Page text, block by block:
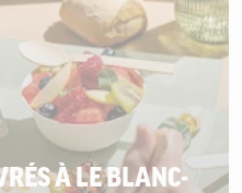
À LE BLANC-